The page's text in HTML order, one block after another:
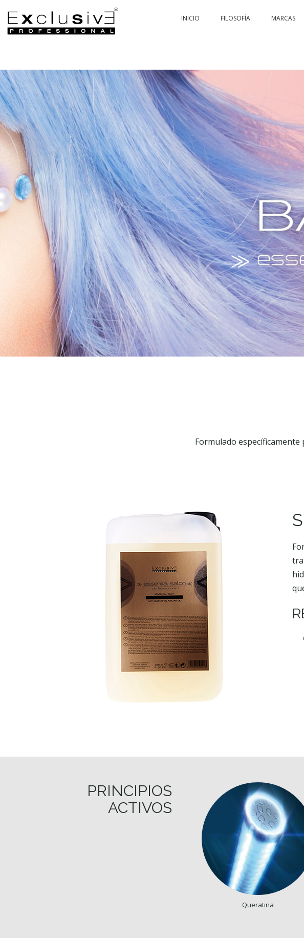
INICIO FILOSOFÍA MARCAS
PASSION & COLOR HI-TECH
PASSIONEX
Formulado
PRINCIPIOS
ACTIVOS
Queratina